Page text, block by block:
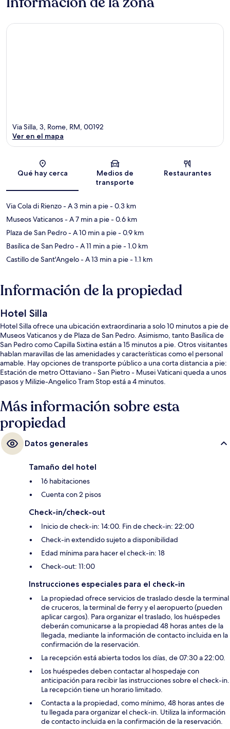
Sección del mapa
Via Silla, 3, Rome, RM, 00192
Ver en el mapa
Qué hay cerca
Medios de
transporte
Restaurantes
Via Cola di Rienzo- A 3 min a pie- 0.3 km
Museos Vaticanos- A 7 min a pie- 0.6 km
Plaza de San Pedro- A 10 min a pie- 0.9 km
Basílica de San Pedro- A 11 min a pie- 1.0 km
Castillo de Sant'Angelo- A 13 min a pie- 1.1 km
Información de la propiedad
Hotel Silla
Hotel Silla ofrece una ubicación extraordinaria a solo 10 minutos a pie de
Museos Vaticanos y de Plaza de San Pedro. Asimismo, tanto Basílica de
San Pedro como Capilla Sixtina están a 15 minutos a pie. Otros visitantes
hablan maravillas de las amenidades y características como el personal
amable. Hay opciones de transporte público a una corta distancia a pie:
Estación de metro Ottaviano - San Pietro - Musei Vaticani queda a unos
pasos y Milizie-Angelico Tram Stop está a 4 minutos.
Más información sobre esta
propiedad
Datos generales
Tamaño del hotel
16 habitaciones
Cuenta con 2 pisos
Check-in/check-out
Inicio de check-in: 14:00. Fin de check-in: 22:00
Check-in extendido sujeto a disponibilidad
Edad mínima para hacer el check-in: 18
Check-out: 11:00
Instrucciones especiales para el check-in
La propiedad ofrece servicios de traslado desde la terminal
de cruceros, la terminal de ferry y el aeropuerto (pueden
aplicar cargos). Para organizar el traslado, los huéspedes
deberán comunicarse a la propiedad 48 horas antes de la
llegada, mediante la información de contacto incluida en la
confirmación de la reservación.
La recepción está abierta todos los días, de 07:30 a 22:00.
Los huéspedes deben contactar al hospedaje con
anticipación para recibir las instrucciones sobre el check-in.
La recepción tiene un horario limitado.
Contacta a la propiedad, como mínimo, 48 horas antes de
tu llegada para organizar el check-in. Utiliza la información
de contacto incluida en la confirmación de la reservación.